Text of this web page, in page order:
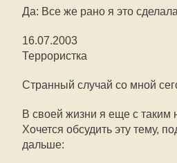
Да: Все же рано я это
16.07.2003
Террористка
Странный случай со мной
В своей жизни я еще с таким
Хочется обсудить эту тему,
дальше: